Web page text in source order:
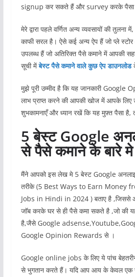
signup कर सकते हैं और survey करके पैसा
मेरे द्वारा पहले वर्णित अन्य व्यवसायों की तुलना
काफी सरल है। ऐसे कई अन्य ऐप हैं जो प्ले
उपलब्ध हैं जो अतिरिक्त पैसे कमाने में आपकी
सूची मेंबेस्ट पैसे कमाने वाले कुछ ऐप डाउनलोड
मुझे पूरी उम्मीद है कि यह जानकारी
लाभ प्राप्त करने की आपकी खोज में आपके लिए
शुभकामनाएँ और ध्यान रखें कि यह मुफ़्त पैसा है,
5 बेस्ट Google
से पैसे कमाने के बारे मे
मैंने आपको इस लेख मे 5 बेस्ट Google
तरीके (5 Best Ways to Earn Money
Jobs in Hindi in 2024 ) बताए है ,जिससे
जॉब करके घर से ही पैसे कमा सकते है ,जो की
है,जैसे Google
Google Opinion Rewards से ।
Google online jobs के लिए ये पांच
से भुगतान करते हैं। यदि आप आय के केवल एक